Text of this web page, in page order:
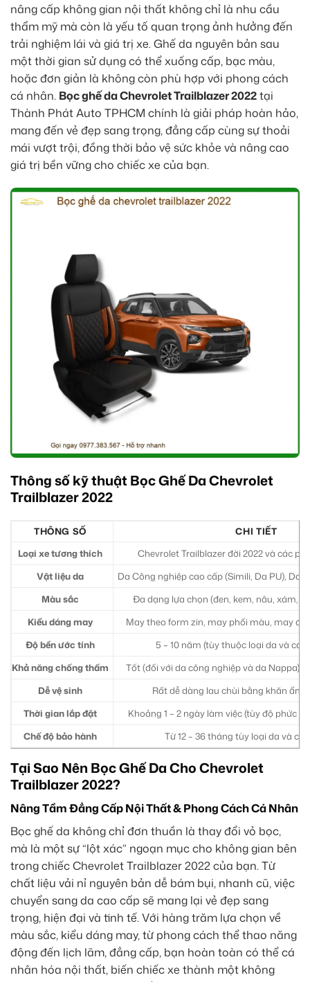
nâng cấp không gian nội thất không chỉ là nhu cầu
thẩm mỹ mà còn là yếu tố quan trọng ảnh hưởng đến
trải nghiệm lái và giá trị xe. Ghế da nguyên bản sau
một thời gian sử dụng có thể xuống cấp, bạc màu,
hoặc đơn giản là không còn phù hợp với phong cách
cá nhân. Bọc ghế da Chevrolet Trailblazer 2022tại
Thành Phát Auto TPHCM chính là giải pháp hoàn hảo,
mang đến vẻ đẹp sang trọng, đẳng cấp cùng sự thoải
mái vượt trội, đồng thời bảo vệ sức khỏe và nâng cao
giá trị bền vững cho chiếc xe của bạn.
Thông số kỹ thuật Bọc Ghế Da Chevrolet
Trailblazer 2022
THÔNG SỐ
CHI TIẾT
Loại xe tương thích
Chevrolet Trailblazer đời 2022 và các
Vật liệu da
Da Công nghiệp cao cấp (Simili, Da PU), Da
Màu sắc
Đa dạng lựa chọn (đen, kem, nâu, xám,
Kiểu dáng may
May theo form zin, may phối màu, may
Độ bền ước tính
5 – 10 năm (tùy thuộc loại da và
Khả năng chống thấm
Tốt (đối với da công nghiệp và da Nappa),
Dễ vệ sinh
Rất dễ dàng lau chùi bằng khăn ẩm
Thời gian lắp đặt
Khoảng 1 – 2 ngày làm việc (tùy độ phức
Chế độ bảo hành
Từ 12 – 36 tháng tùy loại da và cơ
Tại Sao Nên Bọc Ghế Da Cho Chevrolet
Trailblazer 2022?
Nâng Tầm Đẳng Cấp Nội Thất & Phong Cách Cá Nhân
Bọc ghế da không chỉ đơn thuần là thay đổi vỏ bọc,
mà là một sự “lột xác” ngoạn mục cho không gian bên
trong chiếc Chevrolet Trailblazer 2022 của bạn. Từ
chất liệu vải nỉ nguyên bản dễ bám bụi, nhanh cũ, việc
chuyển sang da cao cấp sẽ mang lại vẻ đẹp sang
trọng, hiện đại và tinh tế. Với hàng trăm lựa chọn về
màu sắc, kiểu dáng may, từ phong cách thể thao năng
động đến lịch lãm, đẳng cấp, bạn hoàn toàn có thể cá
nhân hóa nội thất, biến chiếc xe thành một không